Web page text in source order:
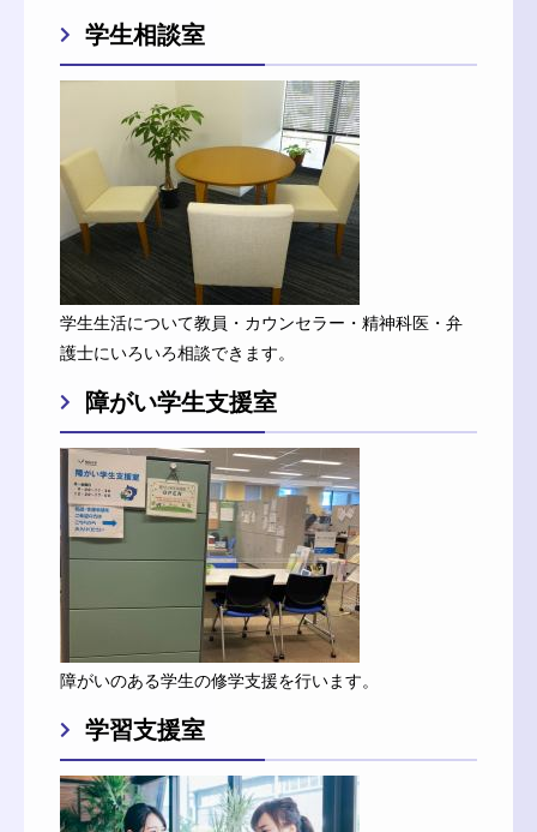
学生相談室
学生生活について教員・カウンセラー・精神科医・弁
護士にいろいろ相談できます。
障がい学生支援室
障がいのある学生の修学支援を行います。
学習支援室